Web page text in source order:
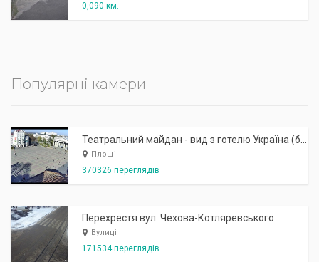
0,090 км.
Популярні камери
Площі
370326 переглядів
Перехрестя вул. Чехова-Котляревського
Вулиці
171534 переглядів